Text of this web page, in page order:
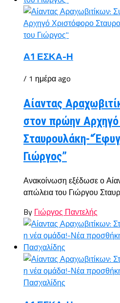
Α1 ΕΣΚΑ-Η
/ 1 ημέρα ago
Αίαντας
στον πρώην
Σταυρουλάκη-
Γιώργος”
Ανακοίνωση εξέδωσε ο
απώλεια του Γιώργου
By Γιώργος Παντελής